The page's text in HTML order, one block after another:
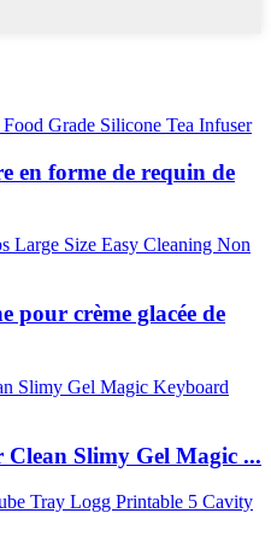
en forme de requin de
pour crème glacée de
Clean Slimy Gel Magic ...